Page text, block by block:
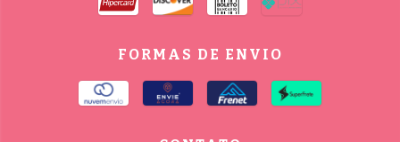
FORMAS DE ENVIO